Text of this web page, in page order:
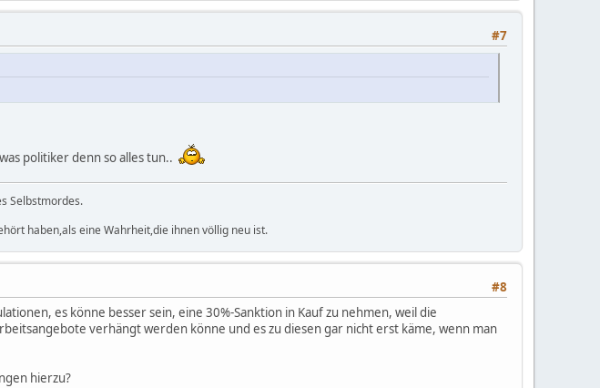
#7
politiker denn so alles tun..
Selbstmordes.
haben,als eine Wahrheit,die ihnen völlig neu ist.
#8
es könne besser sein, eine 30%-Sanktion in Kauf zu nehmen, weil die
verhängt werden könne und es zu diesen gar nicht erst käme, wenn man
hierzu?